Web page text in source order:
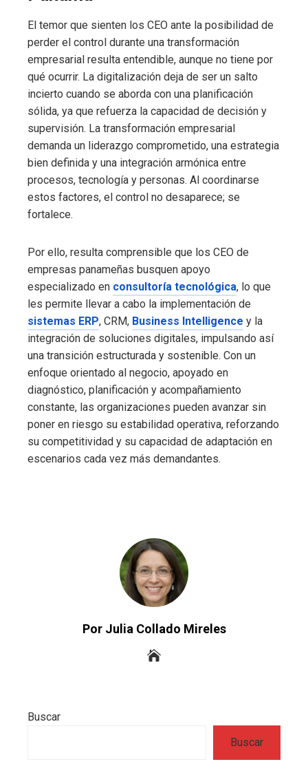
El temor que sienten los CEO ante la posibilidad de
perder el control durante una transformación
empresarial resulta entendible, aunque no tiene por
qué ocurrir. La digitalización deja de ser un salto
incierto cuando se aborda con una planificación
sólida, ya que refuerza la capacidad de decisión y
supervisión. La transformación empresarial
demanda un liderazgo comprometido, una estrategia
bien definida y una integración armónica entre
procesos, tecnología y personas. Al coordinarse
estos factores, el control no desaparece; se
fortalece.
Por ello, resulta comprensible que los CEO de
empresas panameñas busquen apoyo
especializado en consultoría tecnológica, lo que
les permite llevar a cabo la implementación de
sistemas ERP, CRM, Business Intelligence y la
integración de soluciones digitales, impulsando así
una transición estructurada y sostenible. Con un
enfoque orientado al negocio, apoyado en
diagnóstico, planificación y acompañamiento
constante, las organizaciones pueden avanzar sin
poner en riesgo su estabilidad operativa, reforzando
su competitividad y su capacidad de adaptación en
escenarios cada vez más demandantes.
Por Julia Collado Mireles
Buscar
Buscar